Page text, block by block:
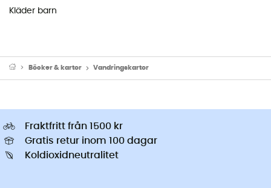
Kläder barn
Böcker & kartor Vandringskartor
Fraktfritt från 1500 kr
Gratis retur inom 100 dagar
Koldioxidneutralitet